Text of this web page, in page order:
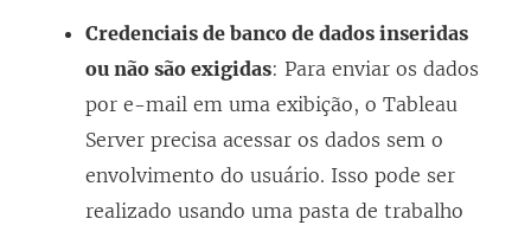
Credenciais de banco de dados inseridas
ou não são exigidas: Para enviar os dados
por e-mail em uma exibição, o Tableau
Server precisa acessar os dados sem o
envolvimento do usuário. Isso pode ser
realizado usando uma pasta de trabalho